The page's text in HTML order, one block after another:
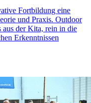
Fortbildung eine
und Praxis. Outdoor
aus der Kita, rein in die
Erkenntnissen